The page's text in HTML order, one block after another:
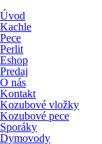
Úvod
Kachle
Pece
Perlit
Eshop
Predaj
O nás
Kontakt
Kozubové vložky
Kozubové pece
Sporáky
Dymovody